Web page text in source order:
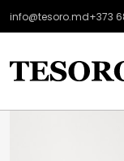
info@tesoro.md+373